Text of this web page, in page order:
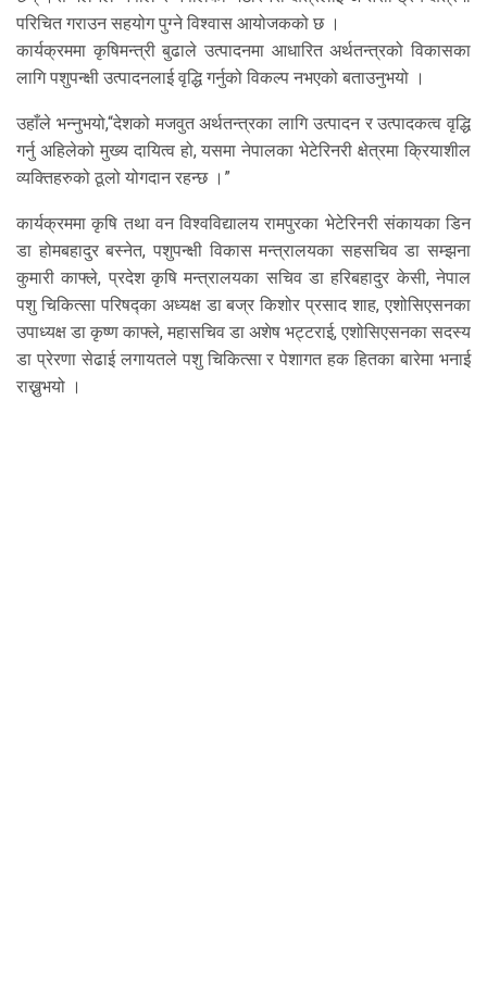
परिचित गराउन सहयोग पुग्ने विश्वास आयोजकको छ ।
कार्यक्रममा कृषिमन्त्री बुढाले उत्पादनमा आधारित अर्थतन्त्रको विकासका
लागि पशुपन्क्षी उत्पादनलाई वृद्धि गर्नुको विकल्प नभएको बताउनुभयो ।
उहाँले भन्नुभयो,“देशको मजवुत अर्थतन्त्रका लागि उत्पादन र उत्पादकत्व वृद्धि
गर्नु अहिलेको मुख्य दायित्व हो, यसमा नेपालका भेटेरिनरी क्षेत्रमा क्रियाशील
व्यक्तिहरुको ठूलो योगदान रहन्छ ।”
कार्यक्रममा कृषि तथा वन विश्वविद्यालय रामपुरका भेटेरिनरी संकायका डिन
डा होमबहादुर बस्नेत, पशुपन्क्षी विकास मन्त्रालयका सहसचिव डा सम्झना
कुमारी काफ्ले, प्रदेश कृषि मन्त्रालयका सचिव डा हरिबहादुर केसी, नेपाल
पशु चिकित्सा परिषद्का अध्यक्ष डा बज्र किशोर प्रसाद शाह, एशोसिएसनका
उपाध्यक्ष डा कृष्ण काफ्ले, महासचिव डा अशेष भट्टराई, एशोसिएसनका सदस्य
डा प्रेरणा सेढाई लगायतले पशु चिकित्सा र पेशागत हक हितका बारेमा भनाई
राख्नुभयो ।